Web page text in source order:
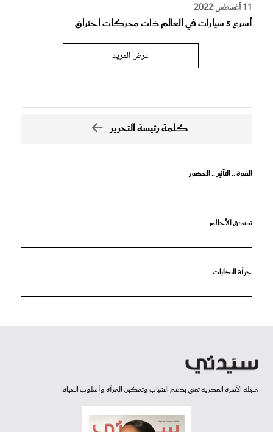
11 أغسطس 2022
أسرع 5 سيارات في العالم ذات محركات احتراق
عرض المزيد
كلمة رئيسة التحرير
القوة .. التأثير .. الحضور
تصدق الأحلام
جرأة البدايات
مجلة الأسرة العصرية تعنى بدعم الشباب وتمكين المرأة وأسلوب الحياة.